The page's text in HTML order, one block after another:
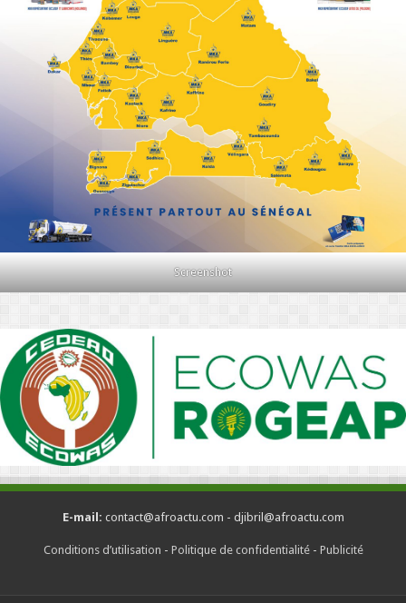
Screenshot
E-mail: contact@afroactu.com - djibril@afroactu.com
Conditions d’utilisation - Politique de confidentialité- Publicité